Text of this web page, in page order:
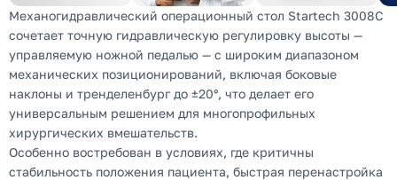
Механогидравлический операционный стол Startech 3008C
сочетает точную гидравлическую регулировку высоты —
управляемую ножной педалью — с широким диапазоном
механических позиционирований, включая боковые
наклоны и тренделенбург до ±20°, что делает его
универсальным решением для многопрофильных
хирургических вмешательств.
Особенно востребован в условиях, где критичны
стабильность положения пациента, быстрая перенастройка